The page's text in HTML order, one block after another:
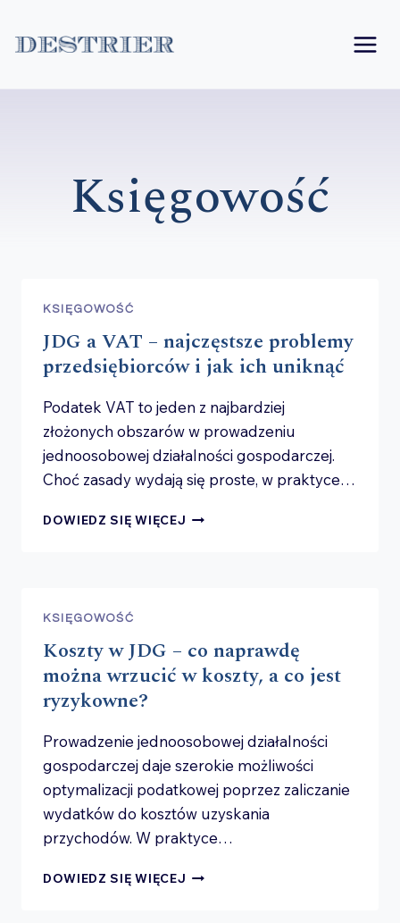
do
Księgowość
KSIĘGOWOŚĆ
JDG a VAT – najczęstsze problemy
przedsiębiorców i jak ich uniknąć
Podatek VAT to jeden z najbardziej
złożonych obszarów w prowadzeniu
jednoosobowej działalności gospodarczej.
Choć zasady wydają się proste, w praktyce…
DOWIEDZ SIĘ WIĘCEJ JDG
ICH
UNIKNĄĆ
KSIĘGOWOŚĆ
Koszty w JDG – co naprawdę
można wrzucić w koszty, a co jest
ryzykowne?
Prowadzenie jednoosobowej działalności
gospodarczej daje szerokie możliwości
optymalizacji podatkowej poprzez zaliczanie
wydatków do kosztów uzyskania
przychodów. W praktyce…
DOWIEDZ SIĘ WIĘCEJ KOSZTY